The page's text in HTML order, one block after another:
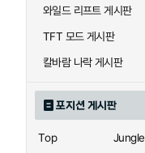
와일드 리프트 게시판
TFT 모드 게시판
칼바람 나락 게시판
포지션 게시판
Top
Jungle